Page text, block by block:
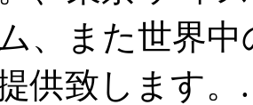
、また世界
供致します